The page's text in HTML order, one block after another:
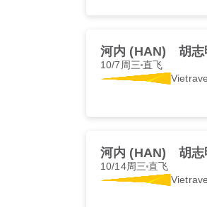
河内 (HAN) 胡志
10/7周三 直飞
河内 (HAN) 胡志
10/14周三 直飞